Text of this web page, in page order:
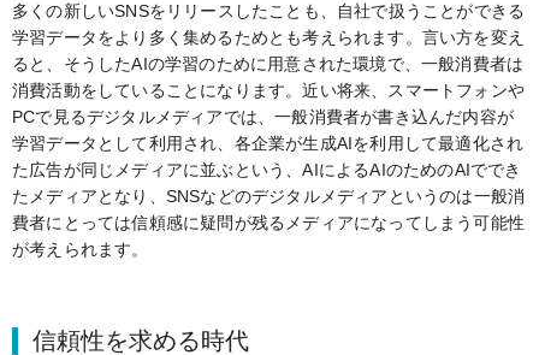
多くの新しいSNSをリリースしたことも、自社で扱うことができる
学習データをより多く集めるためとも考えられます。言い方を変え
ると、そうしたAIの学習のために用意された環境で、一般消費者は
消費活動をしていることになります。近い将来、スマートフォンや
PCで見るデジタルメディアでは、一般消費者が書き込んだ内容が
学習データとして利用され、各企業が生成AIを利用して最適化され
た広告が同じメディアに並ぶという、AIによるAIのためのAIででき
たメディアとなり、SNSなどのデジタルメディアというのは一般消
費者にとっては信頼感に疑問が残るメディアになってしまう可能性
が考えられます。
信頼性を求める時代